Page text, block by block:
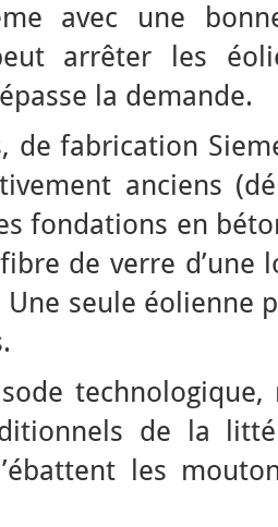
avec une
arrêter les
la demande.
de fabrication
anciens
fondations en
de verre d’une
seule éolienne
de la
les